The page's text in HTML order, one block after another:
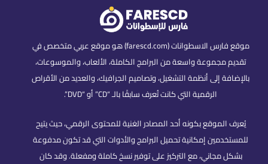
موقع فارس الاسطوانات (farescd.com) هو موقع عربي متخصص في
تقديم مجموعة واسعة من البرامج الكاملة، الألعاب، والموسوعات،
بالإضافة إلى أنظمة التشغيل، وتصاميم الجرافيك، والعديد من الأقراص
الرقمية التي كانت تُعرف سابقًا بالـ “CD” أو “DVD”.
يُعرف الموقع بكونه أحد المصادر الغنية للمحتوى الرقمي، حيث يتيح
للمستخدمين إمكانية تحميل البرامج والأدوات التي قد تكون مدفوعة
بشكل مجاني، مع التركيز على توفير نسخ كاملة ومفعلة. وقد كان